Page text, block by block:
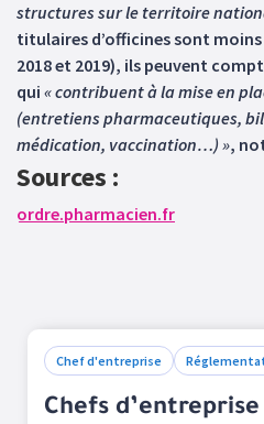
structures sur le territoire
titulaires d’officines sont
2018 et 2019), ils peuvent
qui « contribuent à la mise en
(entretiens pharmaceutiques,
médication, vaccination…) »,
Sources :
ordre.pharmacien.fr
Chef d'entreprise
Chefs